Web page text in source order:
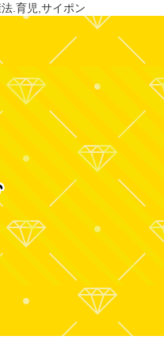
.育児,サイポン